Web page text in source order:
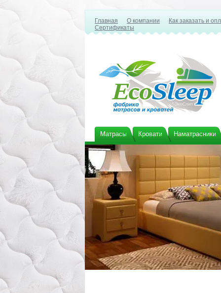
Главная О компании
Как заказать и
Сертификаты
Матрасы Кровати Наматрасники